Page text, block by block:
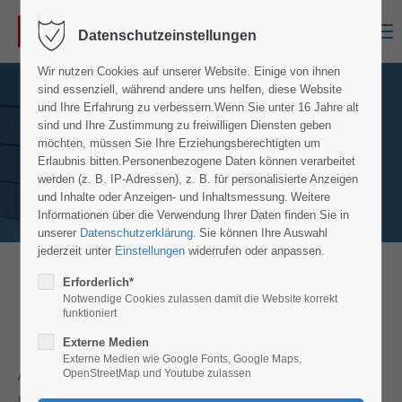
Handwerk mit Herz
Als sowohl traditionsbewusster als auch moderner
Datenschutzeinstellungen
Wir nutzen Cookies auf unserer Website. Einige von ihnen
sind essenziell, während andere uns helfen, diese Website
und Ihre Erfahrung zu verbessern.Wenn Sie unter 16 Jahre alt
sind und Ihre Zustimmung zu freiwilligen Diensten geben
möchten, müssen Sie Ihre Erziehungsberechtigten um
Erlaubnis bitten. Personenbezogene Daten können verarbeitet
werden (z. B. IP-Adressen), z. B. für personalisierte Anzeigen
und Inhalte oder Anzeigen- und Inhaltsmessung. Weitere
Informationen über die Verwendung Ihrer Daten finden Sie in
unserer Datenschutzerklärung. Sie können Ihre Auswahl
jederzeit unter Einstellungen widerrufen oder anpassen.
Erforderlich*
Notwendige Cookies zulassen damit die Website korrekt
funktioniert
Externe Medien
Externe Medien wie Google Fonts, Google Maps,
OpenStreetMap und Youtube zulassen